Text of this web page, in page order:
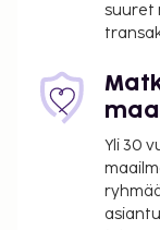
suuret
Yli 30